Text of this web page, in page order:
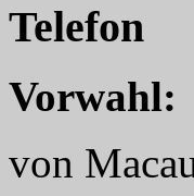
Telefon
Vorwahl:
von